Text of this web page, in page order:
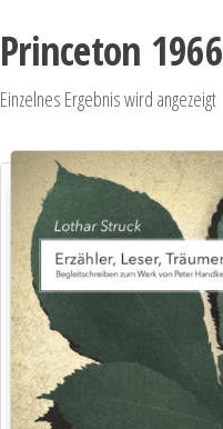
Princeton 1966
Einzelnes Ergebnis wird angezeigt